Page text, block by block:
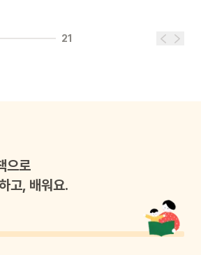
21
으로
고, 배워요.